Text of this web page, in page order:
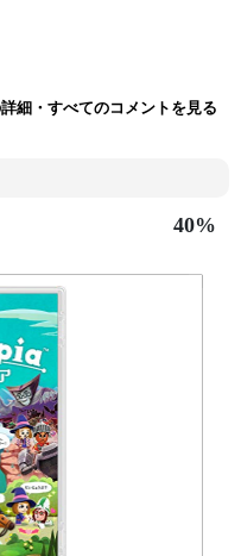
細・すべてのコメントを見る
40%